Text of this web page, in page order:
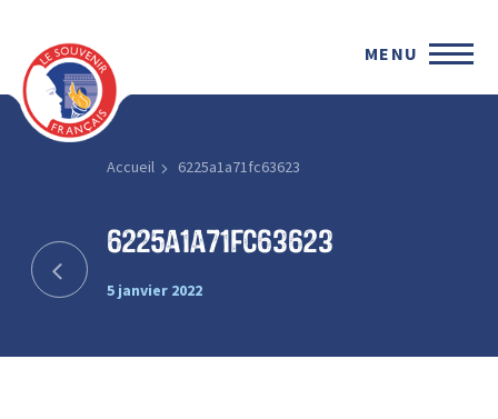
MENU
Accueil 6225a1a71fc63623
6225a1a71fc63623
5 janvier 2022